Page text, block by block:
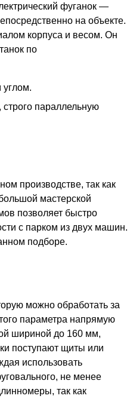
фуганок —
на объекте.
корпуса и весом. Он
по
параллельную
производстве, так как
мастерской
позволяет быстро
с парком из двух машин.
подборе.
можно обработать за
параметра напрямую
шириной до 160 мм,
поступают щиты или
использовать
не менее
так как